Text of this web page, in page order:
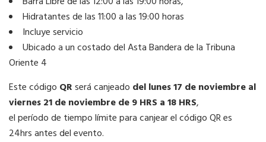
Hidratantes de las 11:00 a las 19:00 horas
Incluye servicio
Ubicado a un costado del Asta Bandera de la Tribuna
Oriente 4
Este código QRserá canjeado del lunes 17 de noviembre al
viernes 21 de noviembre de 9 HRS a 18 HRS,
el período de tiempo límite para canjear el código QR es
24hrs antes del evento.